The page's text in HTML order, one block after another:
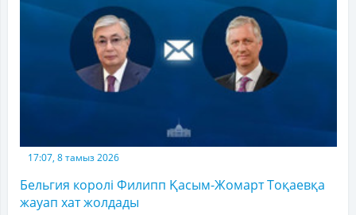
17:07, 8 тамыз 2026
Бельгия королі Филипп Қасым-Жомарт Тоқаевқа
жауап хат жолдады